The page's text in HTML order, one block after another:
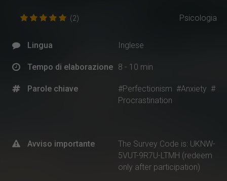
(2) Psicologia
Lingua Inglese
Tempo di elaborazione 8 - 10 min
Parole chiave #Perfectionism #Anxiety #
Procrastination
Avviso importante
The Survey Code is: UKNW-
5VUT-9R7U-LTMH (redeem
only after participation)